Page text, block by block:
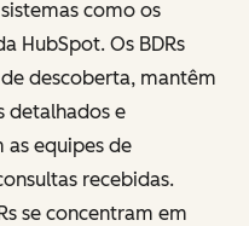
como os
HubSpot. Os BDRs
descoberta, mantêm
detalhados e
equipes de
recebidas.
se concentram em